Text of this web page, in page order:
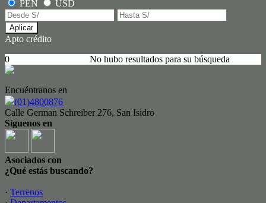
PEN
USD
Aplicar
Apto crédito
No hubo resultados para su búsqueda
0
Encuéntranos en
(01)4800876
Calle German Schreiber 276, San Isidro
Síguenos en
Asociados con
¿Qué estás buscando?
· Terrenos